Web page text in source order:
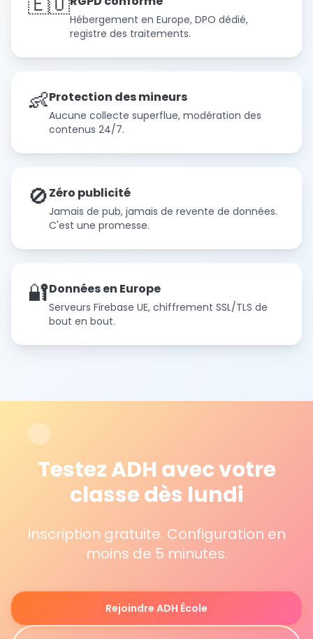
Hébergement en Europe, DPO dédié,
registre des traitements.
👶Protection des mineurs
Aucune collecte superflue, modération des
contenus 24/7.
🚫Zéro publicité
Jamais de pub, jamais de revente de données.
C'est une promesse.
🔐Données en Europe
Serveurs Firebase UE, chiffrement SSL/TLS de
bout en bout.
Testez ADH avec votre
classe dès lundi
Inscription gratuite. Configuration en
moins de 5 minutes.
Rejoindre ADH École